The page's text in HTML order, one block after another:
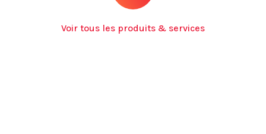
Voir tous les produits & services